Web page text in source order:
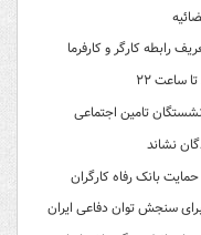
رابطه کارگر و کارفرما
ساعت ۲۲
نشاند
بانک رفاه کارگران
سنجش توان دفاعی ایران